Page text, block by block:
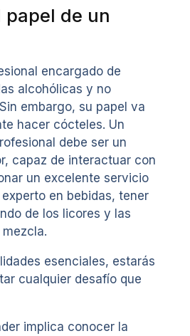
papel de un
encargado de
alcohólicas y no
embargo, su papel va
hacer cócteles. Un
debe ser un
capaz de interactuar con
un excelente servicio
en bebidas, tener
de los licores y las
esenciales, estarás
cualquier desafío que
implica conocer la